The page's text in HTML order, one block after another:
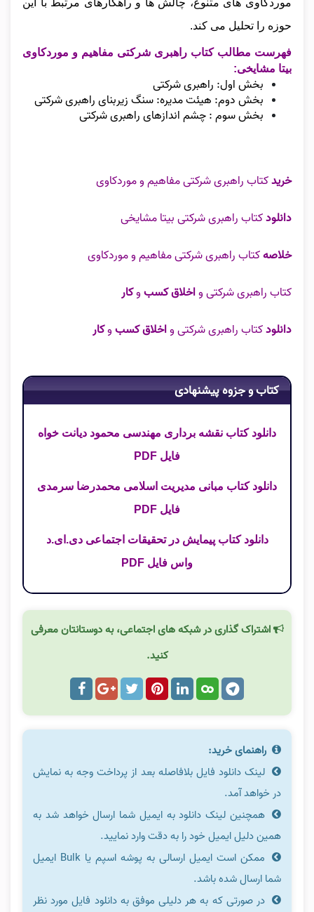
موردکاوی‌ های متنوع، چالش‌ ها و راهکارهای مرتبط با این
حوزه را تحلیل می‌ کند.
فهرست مطالب کتاب راهبری شرکتی مفاهیم و موردکاوی
بیتا مشایخی:
بخش اول: راهبری شرکتی
بخش دوم: هیئت مدیره: سنگ زیربنای راهبری شرکتی
بخش سوم : چشم اندازهای راهبری شرکتی
خریدکتاب راهبری شرکتی مفاهیم و موردکاوی
دانلودکتاب راهبری شرکتی بیتا مشایخی
خلاصهکتاب راهبری شرکتی مفاهیم و موردکاوی
کتاب راهبری شرکتی واخلاق کسبوکار
دانلودکتاب راهبری شرکتی واخلاق کسبوکار
کتاب و جزوه پیشنهادی
دانلود کتاب نقشه برداری مهندسی محمود دیانت خواه
فایل PDF
دانلود کتاب مبانی مدیریت اسلامی محمدرضا سرمدی
فایل PDF
دانلود کتاب پیمایش در تحقیقات اجتماعی دی.ای.د
واس فایل PDF
اشتراک گذاری در شبکه های اجتماعی، به دوستانتان معرفی
کنید.
راهنمای خرید:
لینک دانلود فایل بلافاصله بعد از پرداخت وجه به نمایش
در خواهد آمد.
همچنین لینک دانلود به ایمیل شما ارسال خواهد شد به
همین دلیل ایمیل خود را به دقت وارد نمایید.
ممکن است ایمیل ارسالی به پوشه اسپم یا Bulk ایمیل
شما ارسال شده باشد.
در صورتی که به هر دلیلی موفق به دانلود فایل مورد نظر